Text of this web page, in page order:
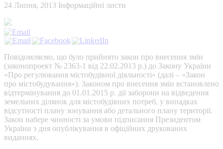
24 Липня, 2013 Інформаційні листи
Повідомляємо, що було прийнято закон про внесення змін
(законопроект № 2363-1 від 22.02.2013 р.) до Закону України
«Про регулювання містобудівної діяльності» (далі – «Закон
про містобудування»). Законом про внесення змін встановлено
відтермінування до 01.01.2015 р. дії заборони на відведення
земельних ділянок для містобудівних потреб, у випадках
відсутності плану зонування або детального плану території.
Закон набере чинності за умови підписання Президентом
України з дня опублікування в офіційних друкованих
виданнях.